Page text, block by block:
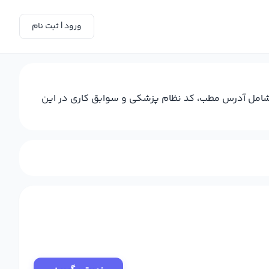
ورود | ثبت نام
شامل آدرس مطب، کد نظام پزشکی و سوابق کاری در این